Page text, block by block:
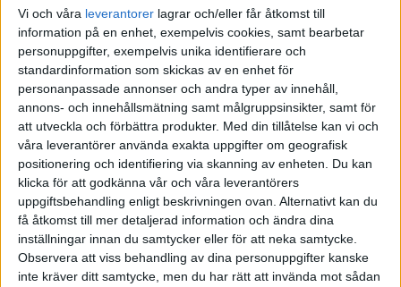
Vi och våra leverantorer lagrar och/eller får åtkomst till
information på en enhet, exempelvis cookies, samt bearbetar
personuppgifter, exempelvis unika identifierare och
standardinformation som skickas av en enhet för
personanpassade annonser och andra typer av innehåll,
annons- och innehållsmätning samt målgruppsinsikter, samt för
att utveckla och förbättra produkter. Med din tillåtelse kan vi och
våra leverantörer använda exakta uppgifter om geografisk
positionering och identifiering via skanning av enheten. Du kan
klicka för att godkänna vår och våra leverantörers
uppgiftsbehandling enligt beskrivningen ovan. Alternativt kan du
få åtkomst till mer detaljerad information och ändra dina
inställningar innan du samtycker eller för att neka samtycke.
Observera att viss behandling av dina personuppgifter kanske
inte kräver ditt samtycke, men du har rätt att invända mot sådan